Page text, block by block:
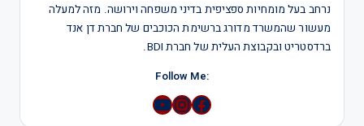
נרחב בעל מומחיות ספציפית בדיני משפחה וירושה. מזה למעלה
מעשור שהמשרד מדורג ברשימת הכוכבים של חברת דן אנד
ברדסטריט ובקבוצת העלית של חברת BDI.
:Follow Me
Instagram
YouTube